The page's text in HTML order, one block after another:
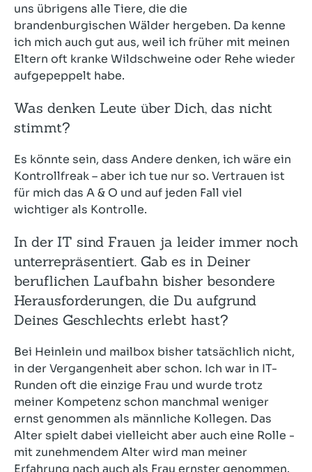
uns übrigens alle Tiere, die die
brandenburgischen Wälder hergeben. Da kenne
ich mich auch gut aus, weil ich früher mit meinen
Eltern oft kranke Wildschweine oder Rehe wieder
aufgepeppelt habe.
Was denken Leute über Dich, das nicht
stimmt?
Es könnte sein, dass Andere denken, ich wäre ein
Kontrollfreak – aber ich tue nur so. Vertrauen ist
für mich das A & O und auf jeden Fall viel
wichtiger als Kontrolle.
In der IT sind Frauen ja leider immer noch
unterrepräsentiert. Gab es in Deiner
beruflichen Laufbahn bisher besondere
Herausforderungen, die Du aufgrund
Deines Geschlechts erlebt hast?
Bei Heinlein und mailbox bisher tatsächlich nicht,
in der Vergangenheit aber schon. Ich war in IT-
Runden oft die einzige Frau und wurde trotz
meiner Kompetenz schon manchmal weniger
ernst genommen als männliche Kollegen. Das
Alter spielt dabei vielleicht aber auch eine Rolle -
mit zunehmendem Alter wird man meiner
Erfahrung nach auch als Frau ernster genommen.